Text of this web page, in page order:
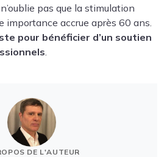
pas que la stimulation
importance accrue après 60 ans.
pour bénéficier d’un soutien
DE L'AUTEUR